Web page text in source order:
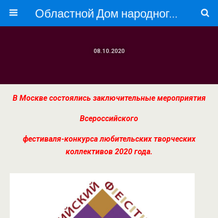
Областной Дом народного творчества
08.10.2020
В Москве состоялись заключительные мероприятия
Всероссийского
фестиваля-конкурса любительских творческих
коллективов 2020 года.